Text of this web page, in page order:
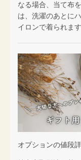
なる場合、当て布
は、洗濯のあとに
イロンで着られます
オプションの値段